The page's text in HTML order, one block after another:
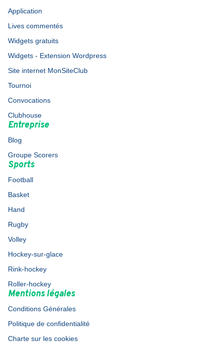
Application
Lives commentés
Widgets gratuits
Widgets - Extension Wordpress
Site internet MonSiteClub
Tournoi
Convocations
Clubhouse
Entreprise
Blog
Groupe Scorers
Sports
Football
Basket
Hand
Rugby
Volley
Hockey-sur-glace
Rink-hockey
Roller-hockey
Mentions légales
Conditions Générales
Politique de confidentialité
Charte sur les cookies